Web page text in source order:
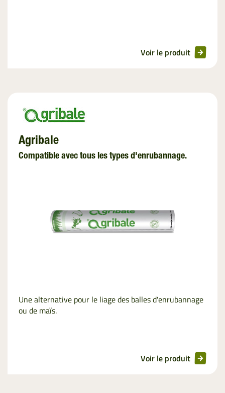
Voir le produit
Agribale
Compatible avec tous les types d'enrubannage.
Une alternative pour le liage des balles d'enrubannage
ou de maïs.
Voir le produit